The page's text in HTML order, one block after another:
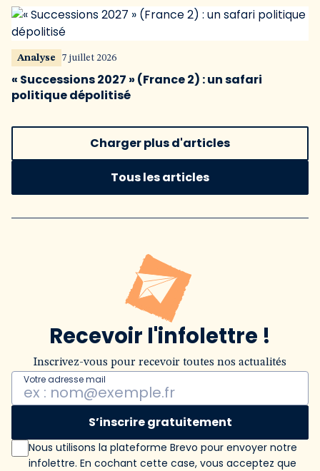
Analyse 7 juillet 2026
« Successions 2027 » (France 2) : un safari
politique dépolitisé
Charger plus d'articles
Tous les articles
Recevoir l'infolettre !
Inscrivez-vous pour recevoir toutes nos actualités
Votre adresse mail
S’inscrire gratuitement
Nous utilisons la plateforme Brevo pour envoyer notre
infolettre. En cochant cette case, vous acceptez que